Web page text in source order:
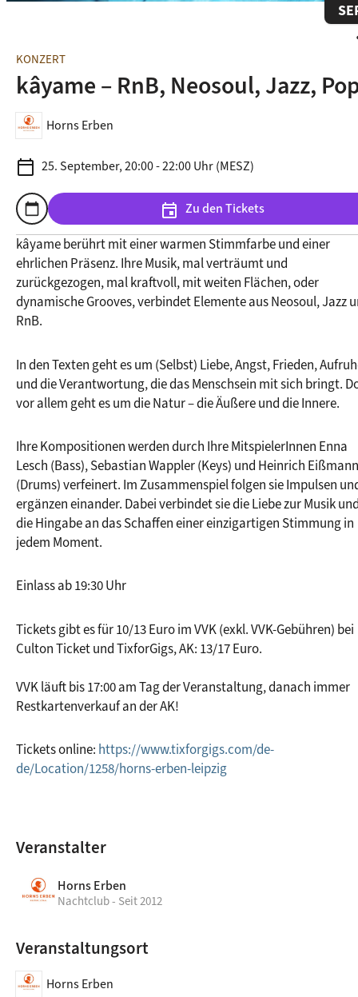
KONZERT
kâyame – RnB, Neosoul, Jazz,
Horns Erben
calendar_today 25. September, 20:00 - 22:00 Uhr (MESZ)
calendar_today
Zum Kalender hinzufügen event Zu den Tickets
Veranstalter
Horns Erben
Nachtclub - Seit 2012
Veranstaltungsort
Horns Erben
kâyame berührt mit einer warmen Stimmfarbe und einer
ehrlichen Präsenz. Ihre Musik, mal verträumt und
zurückgezogen, mal kraftvoll, mit weiten Flächen, oder
dynamische Grooves, verbindet Elemente aus Neosoul, Jazz
RnB.
In den Texten geht es um (Selbst) Liebe, Angst, Frieden,
und die Verantwortung, die das Menschsein mit sich bringt.
vor allem geht es um die Natur – die Äußere und die Innere.
Ihre Kompositionen werden durch Ihre MitspielerInnen Enna
Lesch (Bass), Sebastian Wappler (Keys) und Heinrich Eißmann
(Drums) verfeinert. Im Zusammenspiel folgen sie Impulsen
ergänzen einander. Dabei verbindet sie die Liebe zur Musik
die Hingabe an das Schaffen einer einzigartigen Stimmung in
jedem Moment.
Einlass ab 19:30 Uhr
Tickets gibt es für 10/13 Euro im VVK (exkl. VVK-Gebühren) bei
Culton Ticket und TixforGigs, AK: 13/17 Euro.
VVK läuft bis 17:00 am Tag der Veranstaltung, danach immer
Restkartenverkauf an der AK!
Tickets online: https://www.tixforgigs.com/de-
de/Location/1258/horns-erben-leipzig